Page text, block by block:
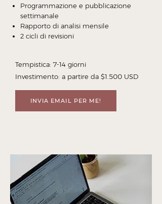
Programmazione e pubblicazione
settimanale
Rapporto di analisi mensile
2 cicli di revisioni
Tempistica: 7-14 giorni
Investimento: a partire da $1.500 USD
INVIA EMAIL PER ME!